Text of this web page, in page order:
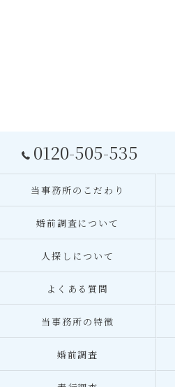
0120-505-535
当事務所のこだわり
婚前調査について
人探しについて
よくある質問
当事務所の特徴
婚前調査